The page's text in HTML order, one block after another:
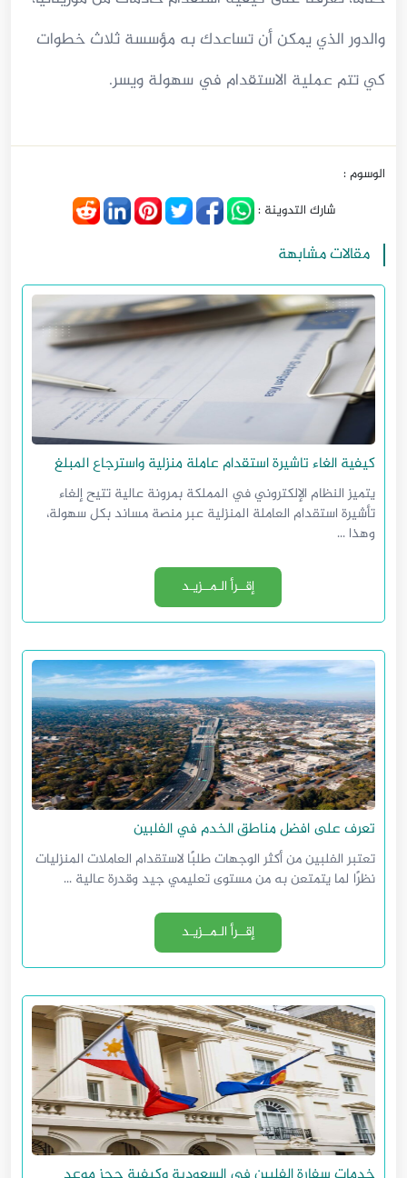
والدور الذي يمكن أن تساعدك به مؤسسة ثلاث خطوات
كي تتم عملية الاستقدام في سهولة ويسر.
الوسوم :
شارك التدوينة :
مقالات مشابهة
كيفية الغاء تاشيرة استقدام عاملة منزلية واسترجاع المبلغ
يتميز النظام الإلكتروني في المملكة بمرونة عالية تتيح إلغاء
تأشيرة استقدام العاملة المنزلية عبر منصة مساند بكل سهولة،
وهذا ...
إقــرأ الـمــزيـد
تعرف على افضل مناطق الخدم في الفلبين
تعتبر الفلبين من أكثر الوجهات طلبًا لاستقدام العاملات المنزليات
نظرًا لما يتمتعن به من مستوى تعليمي جيد وقدرة عالية ...
إقــرأ الـمــزيـد